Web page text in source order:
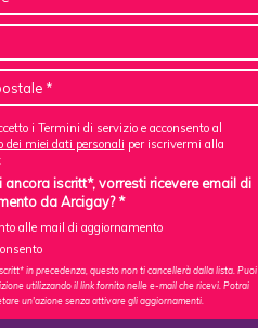
i Termini di servizio e acconsento al
dei miei dati personali per iscrivermi alla
ancora iscritt*, vorresti ricevere email di
da Arcigay? *
alle mail di aggiornamento
in precedenza, questo non ti cancellerà dalla lista. Puoi
utilizzando il link fornito nelle e-mail che ricevi. Potrai
un'azione senza attivare gli aggiornamenti.